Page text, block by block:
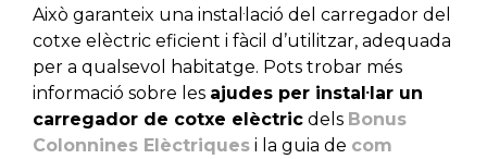
Això garanteix una instal·lació del carregador del
cotxe elèctric eficient i fàcil d’utilitzar, adequada
per a qualsevol habitatge. Pots trobar més
informació sobre les ajudes per instal·lar un
carregador de cotxe elèctric dels Bonus
Colonnines Elèctriques i la guia de com